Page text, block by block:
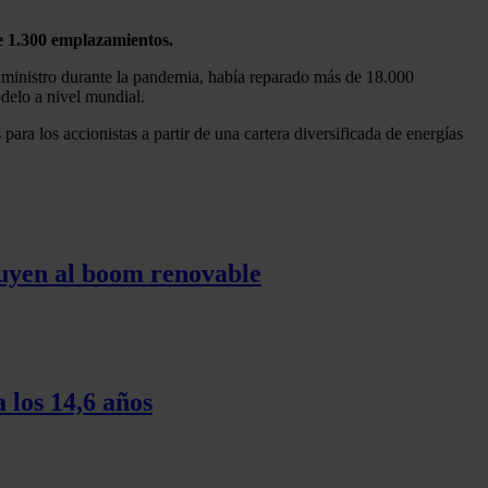
emplazamientos.
durante la pandemia, había reparado más de 18.000
a nivel mundial.
los accionistas a partir de una cartera diversificada de energías
al boom renovable
14,6 años